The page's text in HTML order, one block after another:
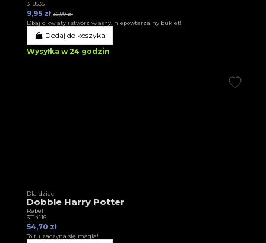
3T8535
9,95 zł 36,99 zł
Dbaj o kwiaty i stwórz własny, niepowtarzalny bukiet!
Dodaj do koszyka
Wysyłka w 24 godzin
Dla dzieci
Dobble Harry Potter
Rebel
3T14116
54,70 zł
To tu zaczyna się magia!